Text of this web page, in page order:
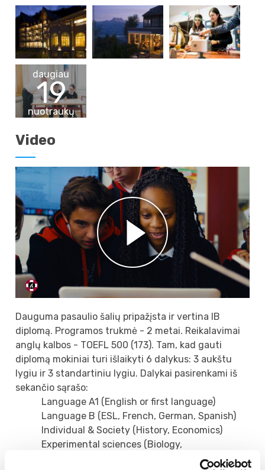
daugiau
19
nuotraukų
Video
Dauguma pasaulio šalių pripažįsta ir vertina IB
diplomą. Programos trukmė - 2 metai. Reikalavimai
anglų kalbos - TOEFL 500 (173). Tam, kad gauti
diplomą mokiniai turi išlaikyti 6 dalykus: 3 aukštu
lygiu ir 3 standartiniu lygiu. Dalykai pasirenkami iš
sekančio sąrašo:
Language A1 (English or first language)
Language B (ESL, French, German, Spanish)
Individual & Society (History, Economics)
Experimental sciences (Biology,
Environmental Science, Chemistry, Physics)